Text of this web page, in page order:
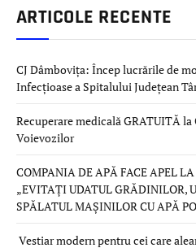
ARTICOLE RECENTE
CJ Dâmbovița: Încep lucrările de
Infecțioase a Spitalului Județean
Recuperare medicală GRATUITĂ
Voievozilor
COMPANIA DE APĂ FACE APEL
„EVITAȚI UDATUL GRĂDINILOR,
SPĂLATUL MAȘINILOR CU APĂ
Vestiar modern pentru cei care